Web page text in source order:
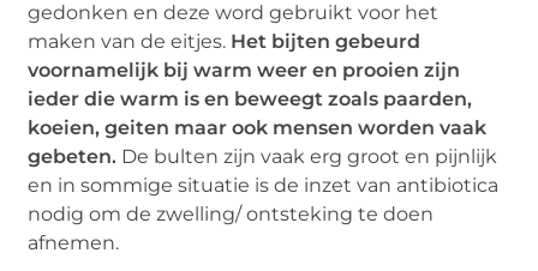
gedonken en deze word gebruikt voor het
maken van de eitjes. Het bijten gebeurd
voornamelijk bij warm weer en prooien zijn
ieder die warm is en beweegt zoals paarden,
koeien, geiten maar ook mensen worden vaak
gebeten. De bulten zijn vaak erg groot en pijnlijk
en in sommige situatie is de inzet van antibiotica
nodig om de zwelling/ ontsteking te doen
afnemen.